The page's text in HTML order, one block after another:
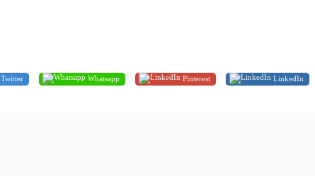
Twitter Whatsapp Pinterest LinkedIn